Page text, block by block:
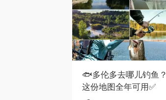
🐟多伦多去哪儿钓鱼？
这份地图全年可用✅